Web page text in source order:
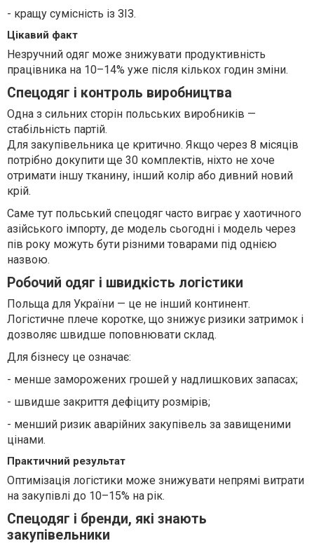
- кращу сумісність із ЗІЗ.
Цікавий факт
Незручний одяг може знижувати продуктивність
працівника на 10–14% уже після кількох годин зміни.
Спецодяг і контроль виробництва
Одна з сильних сторін польських виробників —
стабільність партій.
Для закупівельника це критично. Якщо через 8 місяців
потрібно докупити ще 30 комплектів, ніхто не хоче
отримати іншу тканину, інший колір або дивний новий
крій.
Саме тут польський спецодяг часто виграє у хаотичного
азійського імпорту, де модель сьогодні і модель через
пів року можуть бути різними товарами під однією
назвою.
Робочий одяг і швидкість логістики
Польща для України — це не інший континент.
Логістичне плече коротке, що знижує ризики затримок і
дозволяє швидше поповнювати склад.
Для бізнесу це означає:
- менше заморожених грошей у надлишкових запасах;
- швидше закриття дефіциту розмірів;
- менший ризик аварійних закупівель за завищеними
цінами.
Практичний результат
Оптимізація логістики може знижувати непрямі витрати
на закупівлі до 10–15% на рік.
Спецодяг і бренди, які знають
закупівельники